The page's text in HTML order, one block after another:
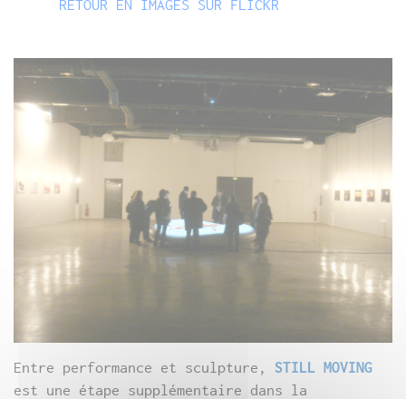
RETOUR EN IMAGES SUR FLICKR
Entre performance et sculpture, STILL MOVING
est une étape supplémentaire dans la